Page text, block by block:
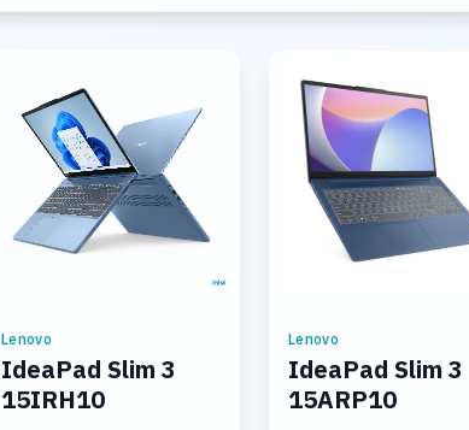
Lenovo
IdeaPad Slim 3
15ARP10
Lenovo
IdeaPad Slim 3
15IRH10